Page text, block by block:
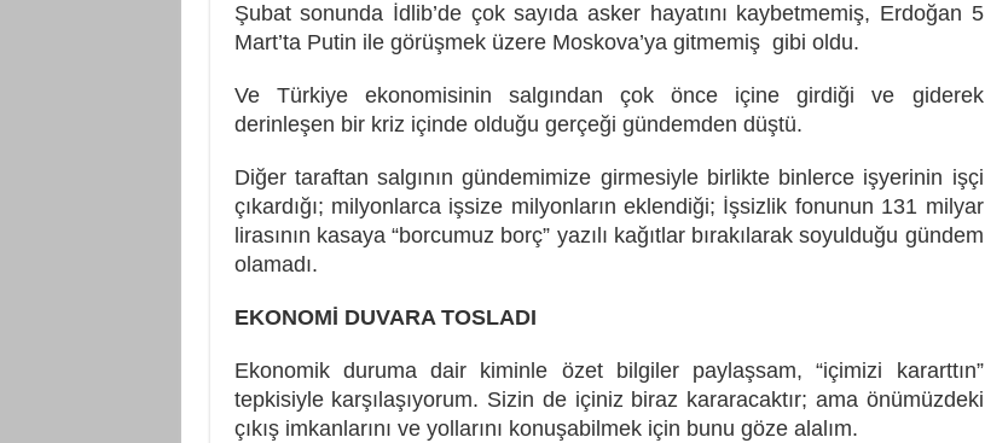
Şubat sonunda İdlib’de çok sayıda asker hayatını kaybetmemiş, Erdoğan 5
Mart’ta Putin ile görüşmek üzere Moskova’ya gitmemiş gibi oldu.
Ve Türkiye ekonomisinin salgından çok önce içine girdiği ve giderek
derinleşen bir kriz içinde olduğu gerçeği gündemden düştü.
Diğer taraftan salgının gündemimize girmesiyle birlikte binlerce işyerinin işçi
çıkardığı; milyonlarca işsize milyonların eklendiği; İşsizlik fonunun 131 milyar
lirasının kasaya “borcumuz borç” yazılı kağıtlar bırakılarak soyulduğu gündem
olamadı.
EKONOMİ DUVARA TOSLADI
Ekonomik duruma dair kiminle özet bilgiler paylaşsam, “içimizi kararttın”
tepkisiyle karşılaşıyorum. Sizin de içiniz biraz kararacaktır; ama önümüzdeki
çıkış imkanlarını ve yollarını konuşabilmek için bunu göze alalım.